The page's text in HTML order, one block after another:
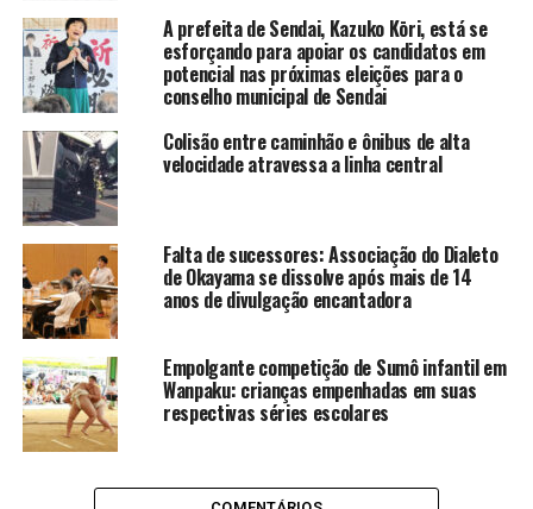
A prefeita de Sendai, Kazuko Kōri, está se
esforçando para apoiar os candidatos em
potencial nas próximas eleições para o
conselho municipal de Sendai
Colisão entre caminhão e ônibus de alta
velocidade atravessa a linha central
Falta de sucessores: Associação do Dialeto
de Okayama se dissolve após mais de 14
anos de divulgação encantadora
Empolgante competição de Sumô infantil em
Wanpaku: crianças empenhadas em suas
respectivas séries escolares